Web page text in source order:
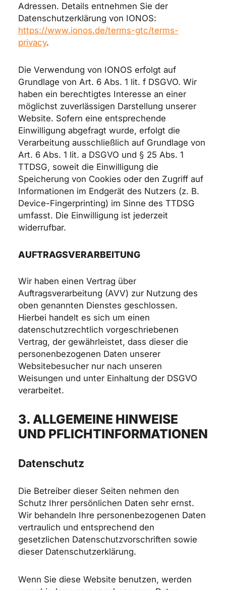
Adressen. Details entnehmen Sie der
Datenschutzerklärung von IONOS:
https://www.ionos.de/terms-gtc/terms-
privacy.
Die Verwendung von IONOS erfolgt auf
Grundlage von Art. 6 Abs. 1 lit. f DSGVO. Wir
haben ein berechtigtes Interesse an einer
möglichst zuverlässigen Darstellung unserer
Website. Sofern eine entsprechende
Einwilligung abgefragt wurde, erfolgt die
Verarbeitung ausschließlich auf Grundlage von
Art. 6 Abs. 1 lit. a DSGVO und § 25 Abs. 1
TTDSG, soweit die Einwilligung die
Speicherung von Cookies oder den Zugriff auf
Informationen im Endgerät des Nutzers (z. B.
Device-Fingerprinting) im Sinne des TTDSG
umfasst. Die Einwilligung ist jederzeit
widerrufbar.
AUFTRAGSVERARBEITUNG
Wir haben einen Vertrag über
Auftragsverarbeitung (AVV) zur Nutzung des
oben genannten Dienstes geschlossen.
Hierbei handelt es sich um einen
datenschutzrechtlich vorgeschriebenen
Vertrag, der gewährleistet, dass dieser die
personenbezogenen Daten unserer
Websitebesucher nur nach unseren
Weisungen und unter Einhaltung der DSGVO
verarbeitet.
3. ALLGEMEINE HINWEISE
UND PFLICHT­INFORMATIONEN
Datenschutz
Die Betreiber dieser Seiten nehmen den
Schutz Ihrer persönlichen Daten sehr ernst.
Wir behandeln Ihre personenbezogenen Daten
vertraulich und entsprechend den
gesetzlichen Datenschutzvorschriften sowie
dieser Datenschutzerklärung.
Wenn Sie diese Website benutzen, werden